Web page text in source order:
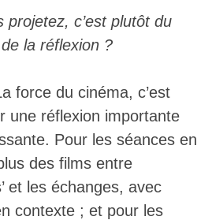
projetez, c’est plutôt du
la réflexion ?
force du cinéma, c’est
une réflexion importante
Pour les séances en
des films entre
et les échanges, avec
contexte ; et pour les